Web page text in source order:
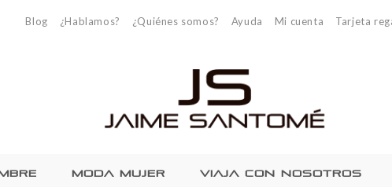
Blog ¿Hablamos? ¿Quiénes somos? Ayuda Mi cuenta Tarjeta
MODA MUJER VIAJA CON NOSOTROS